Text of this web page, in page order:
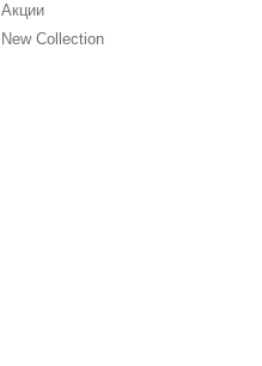
Акции
New Collection